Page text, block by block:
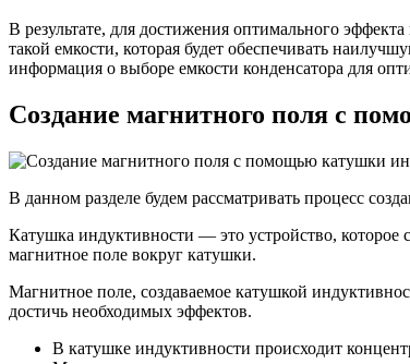
В результате, для достижения оптимального
такой емкости, которая будет обеспечивать
информация о выборе емкости конденсатора для
Создание магнитного поля с
В данном разделе будем рассматривать процесс
Катушка индуктивности — это устройство, которое
магнитное поле вокруг катушки.
Магнитное поле, создаваемое катушкой
достичь необходимых эффектов.
В катушке индуктивности происходит